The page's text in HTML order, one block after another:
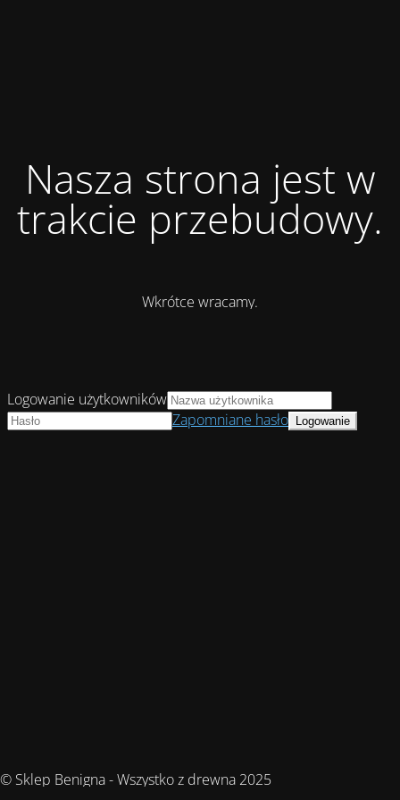
Nasza strona jest w
trakcie przebudowy.
Wkrótce wracamy.
© Sklep Benigna - Wszystko z drewna 2025
Logowanie użytkowników
Zapomniane hasło